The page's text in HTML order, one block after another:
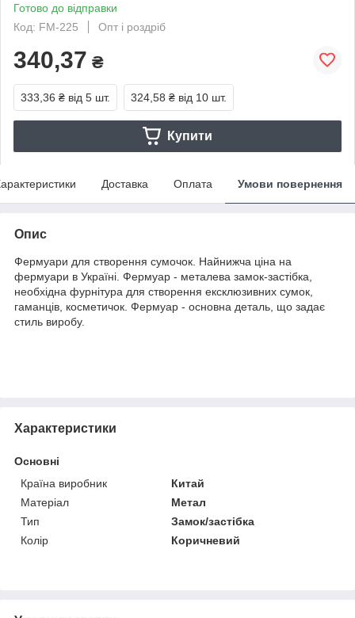
Готово до відправки
Код: FM-225
Опт і роздріб
340,37 ₴
333,36 ₴ від 5 шт. 324,58 ₴ від 10 шт.
Купити
Доставка Оплата Умови повернення
Опис
Фермуари для створення сумочок. Найнижча ціна на
фермуари в Україні. Фермуар - металева замок-застібка,
необхідна фурнітура для створення ексклюзивних сумок,
гаманців, косметичок. Фермуар - основна деталь, що задає
стиль виробу.
Характеристики
Основні
Країна виробник
Китай
Матеріал
Метал
Тип
Замок/застібка
Колір
Коричневий